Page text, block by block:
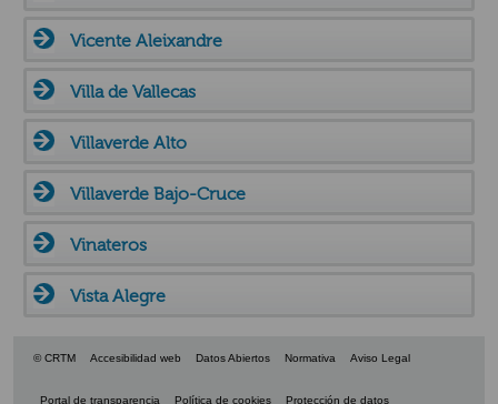
Vicente Aleixandre
Villa de Vallecas
Villaverde Alto
Villaverde Bajo-Cruce
Vinateros
Vista Alegre
© CRTM Accesibilidad web Datos Abiertos Normativa Aviso Legal
Portal de transparencia Política de cookies Protección de datos